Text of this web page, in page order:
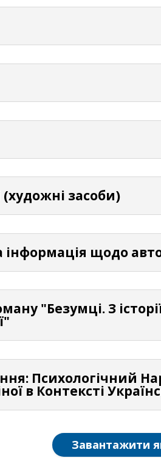
засоби)
інформація щодо
"Безумці. З
Психологічний
в Контексті
Завантажити